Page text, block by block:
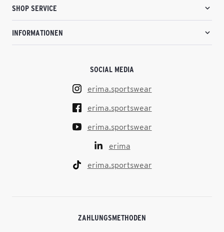
SHOP SERVICE
INFORMATIONEN
SOCIAL MEDIA
erima.sportswear
erima.sportswear
erima.sportswear
erima
erima.sportswear
ZAHLUNGSMETHODEN